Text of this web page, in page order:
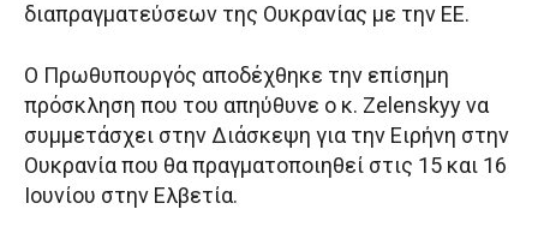
διαπραγματεύσεων της Ουκρανίας με την ΕΕ.
O Πρωθυπουργός αποδέχθηκε την επίσημη
πρόσκληση που του απηύθυνε ο κ. Zelenskyy να
συμμετάσχει στην Διάσκεψη για την Ειρήνη στην
Ουκρανία που θα πραγματοποιηθεί στις 15 και 16
Ιουνίου στην Ελβετία.